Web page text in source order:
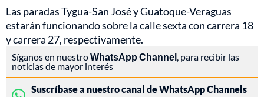
Las paradas Tygua-San José y Guatoque-Veraguas
estarán funcionando sobre la calle sexta con carrera 18
y carrera 27, respectivamente.
Síganos en nuestroWhatsApp Channel , para recibir las
noticias de mayor interés
Suscríbase a nuestro canal de WhatsApp Channels